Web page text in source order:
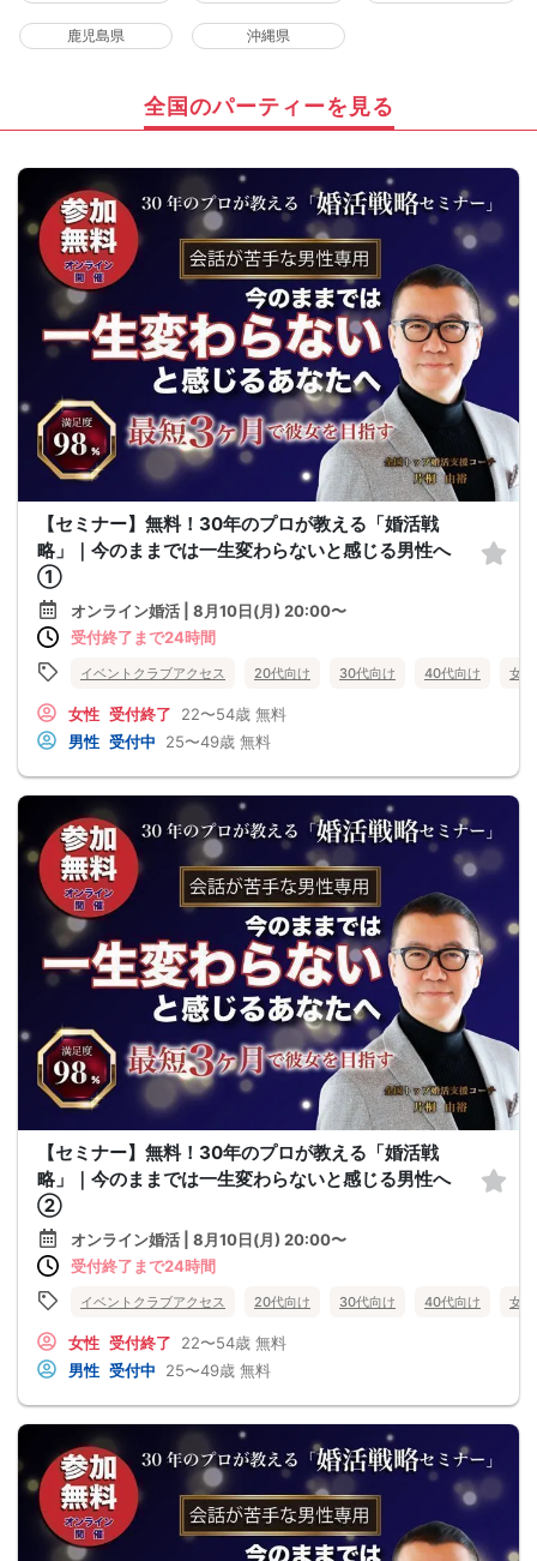
鹿児島県 沖縄県
全国のパーティーを見る
【セミナー】無料！30年のプロが教える「婚活戦
略」｜今のままでは一生変わらないと感じる男性へ
①
オンライン婚活 | 8月10日(月) 20:00〜
受付終了まで24時間
イベントクラブアクセス 20代向け 30代向け 40代向け 女
女性 受付終了 22〜54歳 無料
男性 受付中 25〜49歳 無料
【セミナー】無料！30年のプロが教える「婚活戦
略」｜今のままでは一生変わらないと感じる男性へ
②
オンライン婚活 | 8月10日(月) 20:00〜
受付終了まで24時間
イベントクラブアクセス 20代向け 30代向け 40代向け 女
女性 受付終了 22〜54歳 無料
男性 受付中 25〜49歳 無料